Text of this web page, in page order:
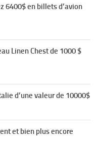
6400$ en billets d’avion
Linen Chest de 1000 $
d’une valeur de 10000$
et bien plus encore